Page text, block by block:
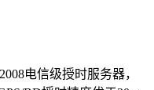
电信级授时服务器，